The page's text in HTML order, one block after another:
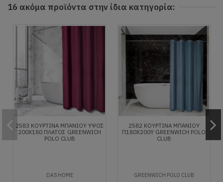
16 ακόμα προϊόντα στην ίδια κατηγορία:
2583 ΚΟΥΡΤΙΝΑ ΜΠΑΝΙΟΥ ΥΨΟΣ
200Χ180 ΠΛΑΤΟΣ GREENWICH
POLO CLUB
DAS HOME
2582 ΚΟΥΡΤΙΝΑ ΜΠΑΝΙΟΥ
Π180X200Υ GREENWICH POLO
CLUB
GREENWICH POLO CLUB